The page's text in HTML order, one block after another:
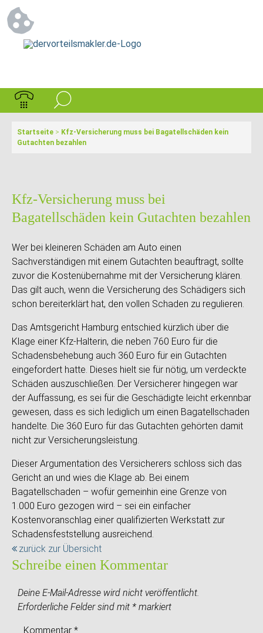
Startseite > Kfz-Versicherung muss bei Bagatellschäden kein
Gutachten bezahlen
Kfz-Versicherung muss bei
Bagatellschäden kein Gutachten bezahlen
Wer bei kleineren Schäden am Auto einen
Sachverständigen mit einem Gutachten beauftragt, sollte
zuvor die Kostenübernahme mit der Versicherung klären.
Das gilt auch, wenn die Versicherung des Schädigers sich
schon bereiterklärt hat, den vollen Schaden zu regulieren.
Das Amtsgericht Hamburg entschied kürzlich über die
Klage einer Kfz-Halterin, die neben 760 Euro für die
Schadensbehebung auch 360 Euro für ein Gutachten
eingefordert hatte. Dieses hielt sie für nötig, um verdeckte
Schäden auszuschließen. Der Versicherer hingegen war
der Auffassung, es sei für die Geschädigte leicht erkennbar
gewesen, dass es sich lediglich um einen Bagatellschaden
handelte. Die 360 Euro für das Gutachten gehörten damit
nicht zur Versicherungsleistung.
Dieser Argumentation des Versicherers schloss sich das
Gericht an und wies die Klage ab. Bei einem
Bagatellschaden – wofür gemeinhin eine Grenze von
1.000 Euro gezogen wird – sei ein einfacher
Kostenvoranschlag einer qualifizierten Werkstatt zur
Schadensfeststellung ausreichend.
zurück zur Übersicht
Schreibe einen Kommentar
Deine E-Mail-Adresse wird nicht veröffentlicht.
Erforderliche Felder sind mit * markiert
Kommentar *